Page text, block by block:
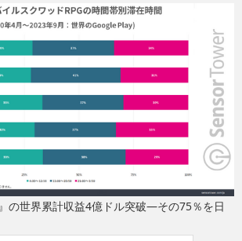
の世界累計収益4億ドル突破―その75％を日